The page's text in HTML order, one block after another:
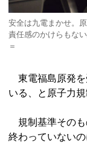
安全は九電まかせ。
責任感のかけらもな
＝
東電福島原発を
いる、と原子力
規制基準そのも
終わっていない